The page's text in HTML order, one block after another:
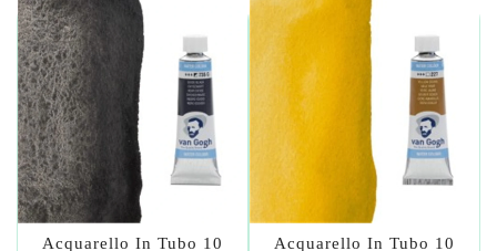
Acquarello In Tubo 10 Acquarello In Tubo 10